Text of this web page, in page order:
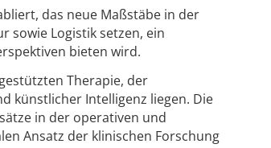
das neue Maßstäbe in der
sowie Logistik setzen, ein
bieten wird.
Therapie, der
künstlicher Intelligenz liegen. Die
in der operativen und
Ansatz der klinischen Forschung